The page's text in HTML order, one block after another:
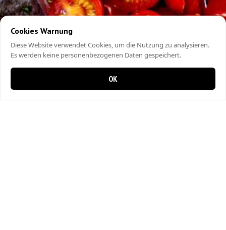
Cookies Warnung
Diese Website verwendet Cookies, um die Nutzung zu analysieren.
Es werden keine personenbezogenen Daten gespeichert.
OK